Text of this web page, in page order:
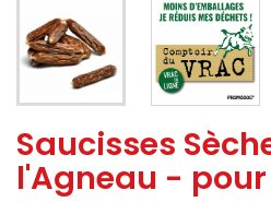
Saucisses
l'Agneau -